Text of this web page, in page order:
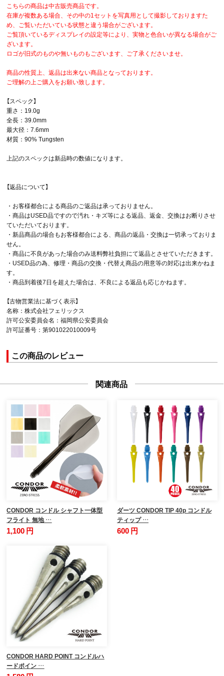
こちらの商品は中古販売商品です。
在庫が複数ある場合、その中の1セットを写真用として撮影しておりますた
め、ご覧いただいている状態と違う場合がございます。
ご覧頂いているディスプレイの設定等により、実物と色合いが異なる場合がご
ざいます。
ロゴが旧式のものや無いものもございます、ご了承くださいませ。
商品の性質上、返品は出来ない商品となっております。
ご理解の上ご購入をお願い致します。
【スペック】
重さ：19.0g
全長：39.0mm
最大径：7.6mm
材質：90% Tungsten
上記のスペックは新品時の数値になります。
【返品について】
・お客様都合による商品のご返品は承っておりません。
・商品はUSED品ですので汚れ・キズ等による返品、返金、交換はお断りさせ
ていただいております。
・新品商品の場合もお客様都合による、商品の返品・交換は一切承っておりま
せん。
・商品に不良があった場合のみ送料弊社負担にて返品とさせていただきます。
・USED品の為、修理・商品の交換・代替え商品の用意等の対応は出来かねま
す。
・商品到着後7日を超えた場合は、不良による返品も応じかねます。
【古物営業法に基づく表示】
名称：株式会社フェリックス
許可公安委員会名：福岡県公安委員会
許可証番号：第901022010009号
この商品のレビュー
関連商品
CONDOR コンドル シャフト一体型
フライト 無地 …
1,100 円
ダーツ CONDOR TIP 40p コンドル
ティップ …
600 円
CONDOR HARD POINT コンドルハ
ードポイン …